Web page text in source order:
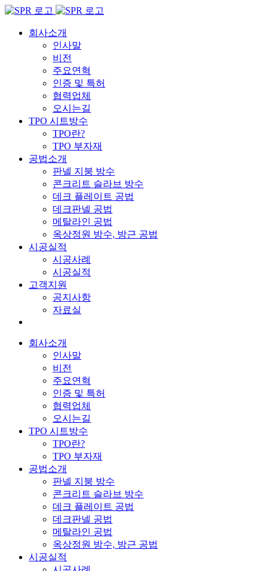
Skip
content회사소개
인사말
비전
주요연혁
인증 및 특허
협력업체
오시는길
TPO 시트방수
TPO란?
TPO 부자재
공법소개
판넬 지붕 방수
콘크리트 슬라브 방수
데크 플레이트 공법
데크판넬 공법
메탈라인 공법
옥상정원 방수, 방근 공법
시공실적
시공사례
시공실적
고객지원
공지사항
자료실
회사소개
인사말
비전
주요연혁
인증 및 특허
협력업체
오시는길
TPO 시트방수
TPO란?
TPO 부자재
공법소개
판넬 지붕 방수
콘크리트 슬라브 방수
데크 플레이트 공법
데크판넬 공법
메탈라인 공법
옥상정원 방수, 방근 공법
시공실적